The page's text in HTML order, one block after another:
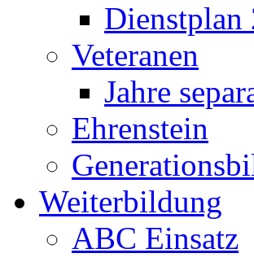
Dienstplan
Veteranen
Jahre
Ehrenstein
Weiterbildung
ABC Einsatz